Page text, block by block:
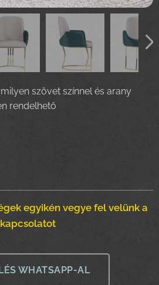
szövet színnel és arany
rendelhető
egyikén vegye fel velünk a
kapcsolatot
WHATSAPP-AL